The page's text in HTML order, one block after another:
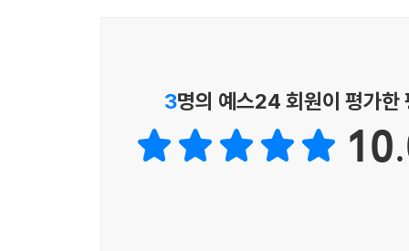
영어. 수학, 사회, 과학, 윤리, 진로, 도서관 등 교
- 서문 중에서 -
3명의 예스24 회원이 평가한